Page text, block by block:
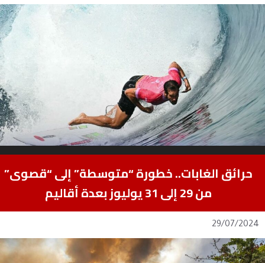
حرائق الغابات.. خطورة “متوسطة” إلى “قصوى”
من 29 إلى 31 يوليوز بعدة أقاليم
29/07/2024